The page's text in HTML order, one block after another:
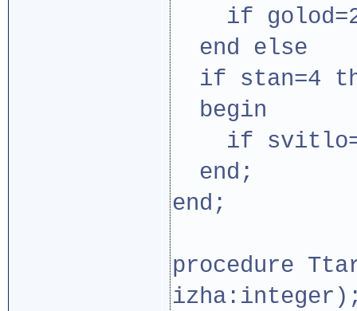
if
end else
if stan=4
begin
if svitlo=0
end;
end;
procedure